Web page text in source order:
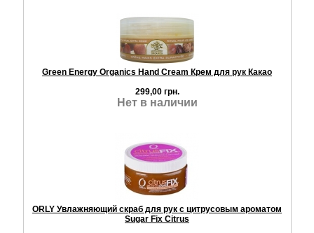
Green Energy Organics Hand Cream Крем для рук Какао
299,00 грн.
Нет в наличии
ORLY Увлажняющий скраб для рук с цитрусовым ароматом
Sugar Fix Citrus